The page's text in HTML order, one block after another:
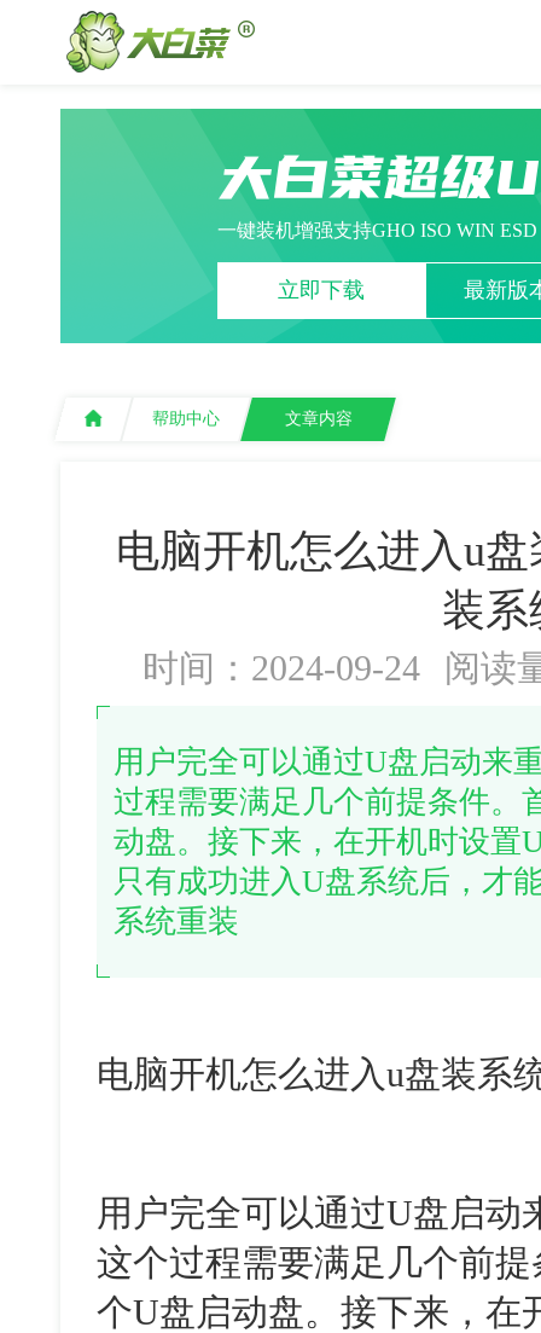
大白菜超级
一键装机增强支持GHO ISO WIN
立即下载 最新版
帮助中心 文章内容
电脑开机怎么进入u
装系
时间：2024-09-24 阅读
用户完全可以通过U盘启动来
过程需要满足几个前提条件。
动盘。接下来，在开机时设置
只有成功进入U盘系统后，才
系统重装
电脑开机怎么进入u盘装系
用户完全可以通过U盘启动
这个过程需要满足几个前
个U盘启动盘。接下来，在